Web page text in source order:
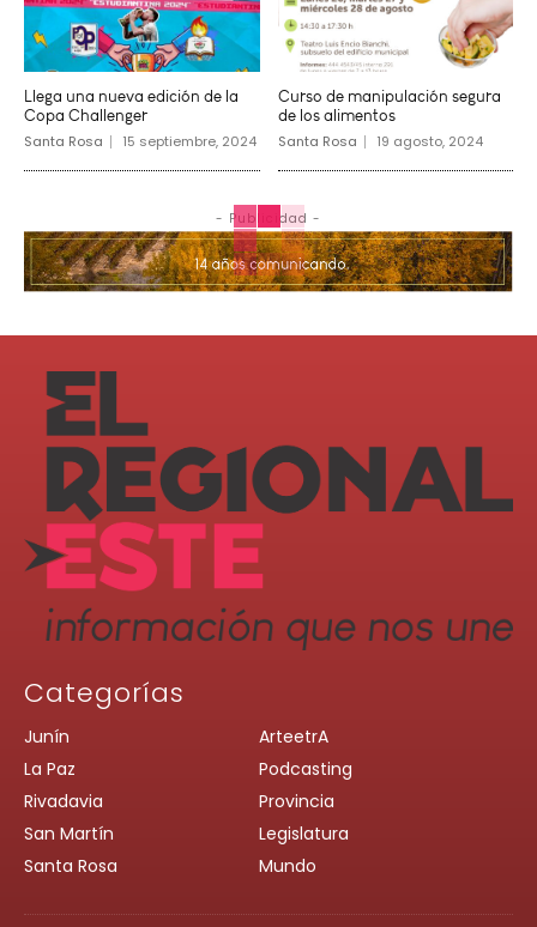
Llega una nueva edición de la
Copa Challenger
Santa Rosa 15 septiembre, 2024
Curso de manipulación segura
de los alimentos
Santa Rosa 19 agosto, 2024
- Publicidad -
Categorías
Junín
La Paz
Rivadavia
San Martín
Santa Rosa
ArteetrA
Podcasting
Provincia
Legislatura
Mundo